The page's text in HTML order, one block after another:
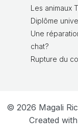
Les animaux
Diplôme
Une
chat?
Rupture du
© 2026 Magali
Created with